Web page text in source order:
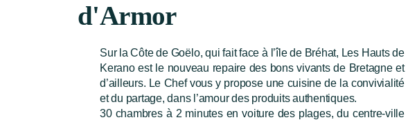
d'Armor
Sur la Côte de Goëlo, qui fait face à l’île de Bréhat, Les Hauts de
Kerano est le nouveau repaire des bons vivants de Bretagne et
d’ailleurs. Le Chef vous y propose une cuisine de la convivialité
et du partage, dans l’amour des produits authentiques.
30 chambres à 2 minutes en voiture des plages, du centre-ville